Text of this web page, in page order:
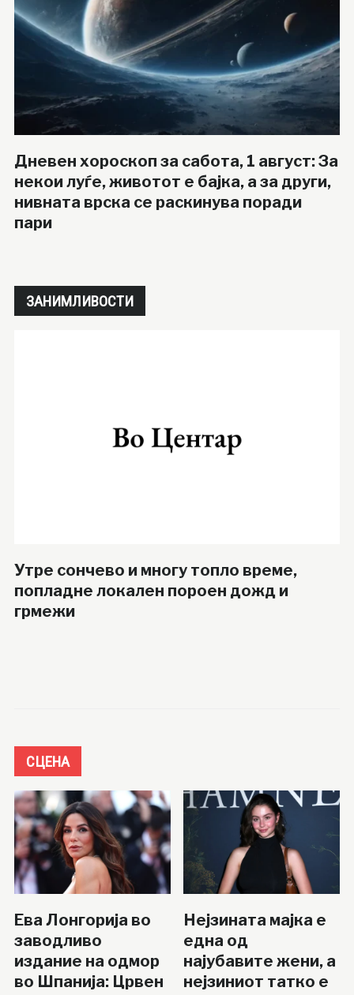
Дневен хороскоп за сабота, 1 август: За
некои луѓе, животот е бајка, а за други,
нивната врска се раскинува поради
пари
ЗАНИМЛИВОСТИ
Утре сончево и многу топло време,
попладне локален пороен дожд и
грмежи
СЦЕНА
Ева Лонгорија во
заводливо
издание на одмор
во Шпанија: Црвен
Нејзината мајка е
една од
најубавите жени, а
нејзиниот татко е